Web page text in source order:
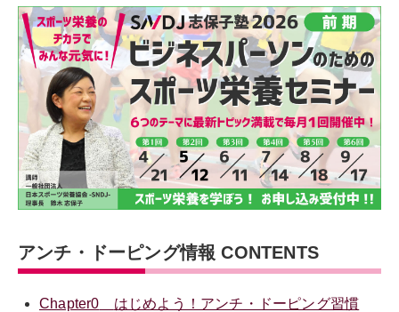
アンチ・ドーピング情報 CONTENTS
Chapter0
はじめよう！アンチ・ドーピング習慣